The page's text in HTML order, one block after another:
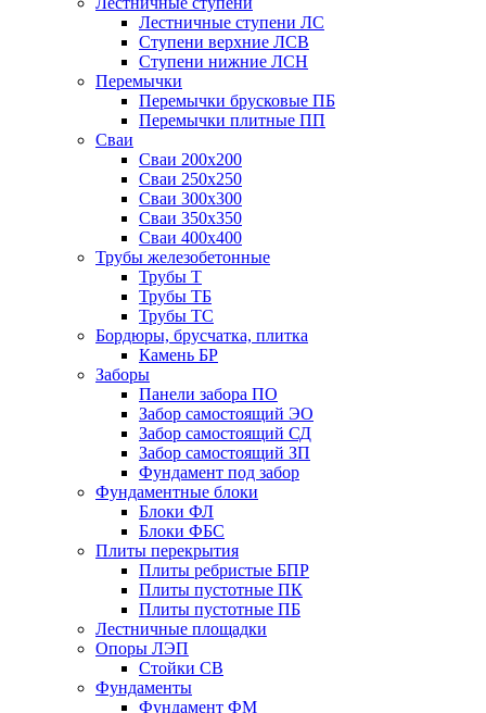
Лестничные ступени ЛС
Ступени верхние ЛСВ
Ступени нижние ЛСН
Перемычки
Перемычки брусковые ПБ
Перемычки плитные ПП
Сваи
Сваи 200х200
Сваи 250х250
Сваи 300х300
Сваи 350х350
Сваи 400х400
Трубы железобетонные
Трубы Т
Трубы ТБ
Трубы ТС
Бордюры, брусчатка, плитка
Камень БР
Заборы
Панели забора ПО
Забор самостоящий ЭО
Забор самостоящий СД
Забор самостоящий ЗП
Фyндамент под забор
Фундаментные блоки
Блоки ФЛ
Блоки ФБС
Плиты перекрытия
Плиты ребристые БПР
Плиты пустотные ПК
Плиты пустотные ПБ
Лестничные площадки
Опоры ЛЭП
Стойки СВ
Фундаменты
Фyндамент ФМ